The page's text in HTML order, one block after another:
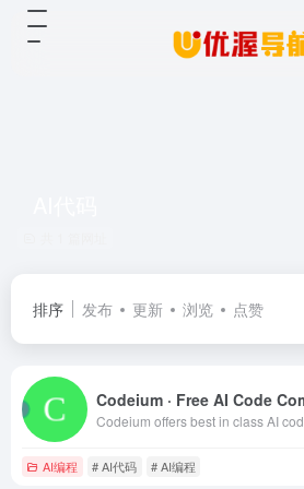
排序 发布 更新 浏览 点赞
Codeium · Free AI Code
AI编程 # AI代码 # AI编程